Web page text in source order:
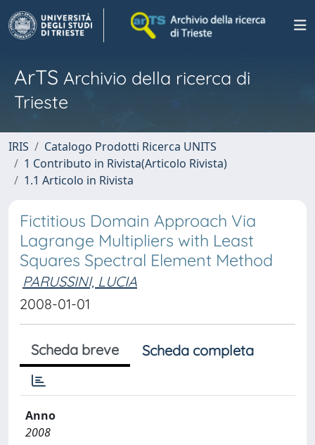
ArTS Archivio della ricerca di
Trieste
IRIS
Catalogo Prodotti Ricerca UNITS
1 Contributo in Rivista(Articolo Rivista)
1.1 Articolo in Rivista
Fictitious Domain Approach Via
Lagrange Multipliers with Least
Squares Spectral Element Method
PARUSSINI, LUCIA
2008-01-01
Scheda breve Scheda completa
Anno
2008